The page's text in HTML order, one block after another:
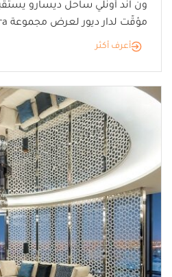
ون آند أونلي ساحل ديسارو
مؤقّت لدار ديور لعرض مجموعة Dioriviera
أعرف أكثر